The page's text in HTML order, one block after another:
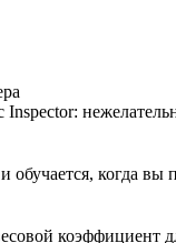
когда вы